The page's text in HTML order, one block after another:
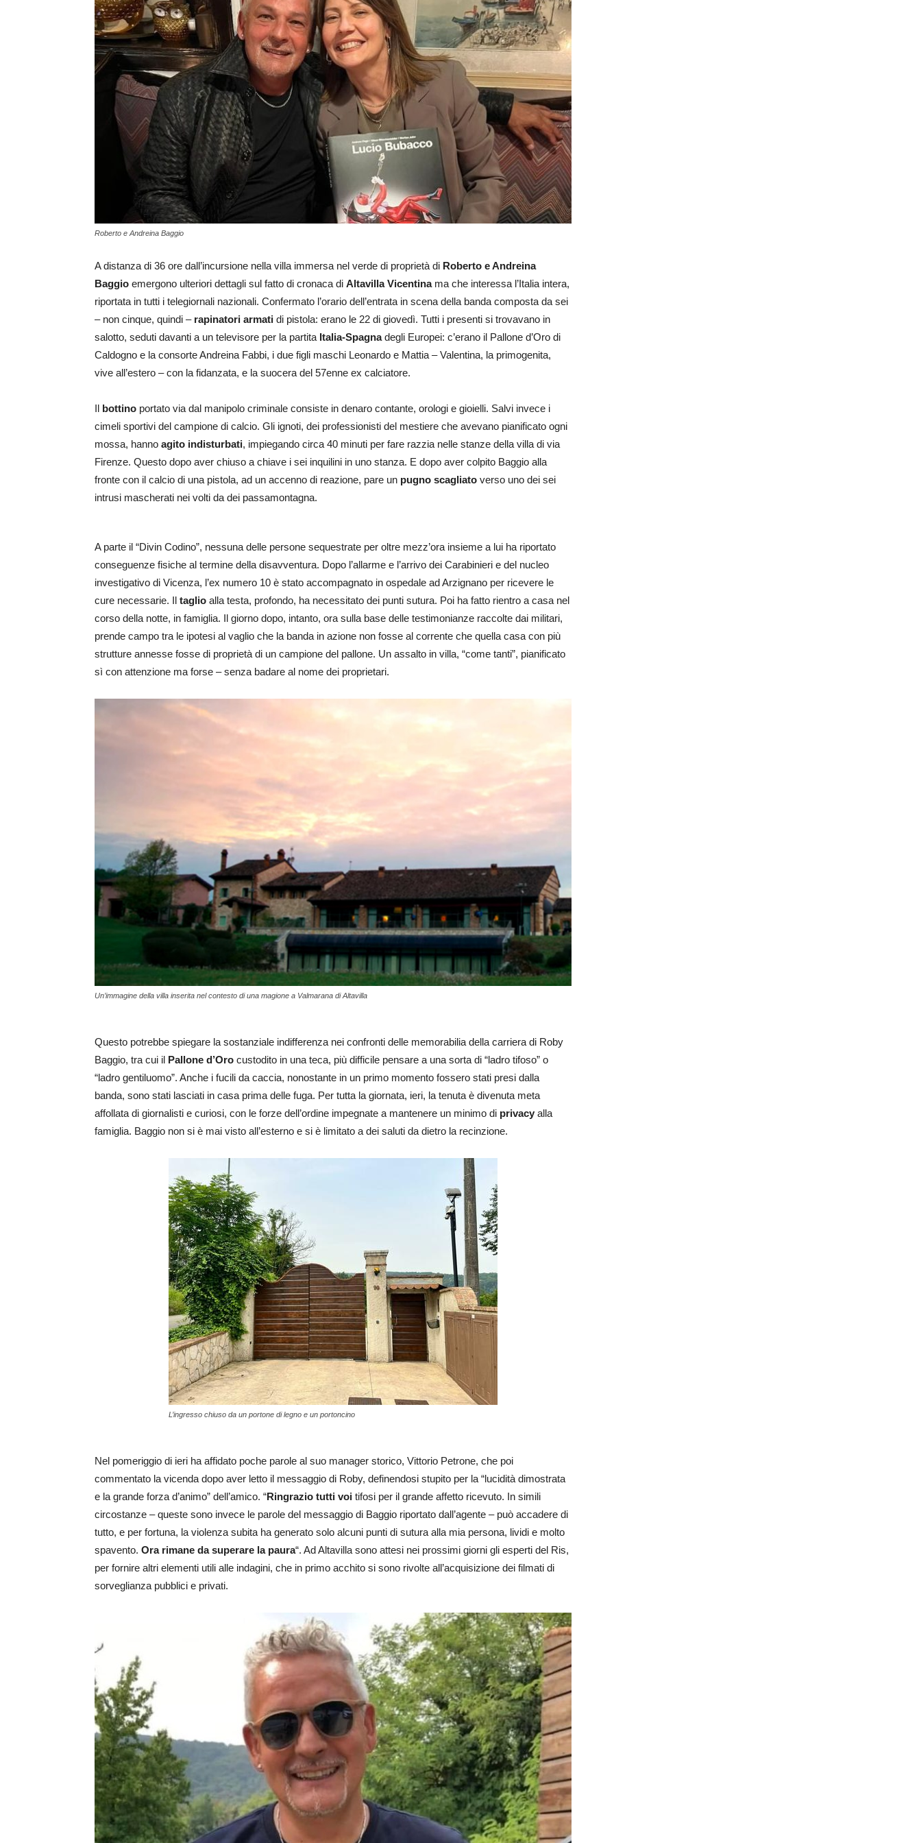
Roberto e Andreina Baggio
A distanza di 36 ore dall’incursione nella villa immersa nel verde di proprietà di Roberto e Andreina
Baggio emergono ulteriori dettagli sul fatto di cronaca di Altavilla Vicentinama che interessa l’Italia intera,
riportata in tutti i telegiornali nazionali. Confermato l’orario dell’entrata in scena della banda composta da sei
– non cinque, quindi – rapinatori armati di pistola: erano le 22 di giovedì. Tutti i presenti si trovavano in
salotto, seduti davanti a un televisore per la partita Italia-Spagnadegli Europei: c’erano il Pallone d’Oro di
Caldogno e la consorte Andreina Fabbi, i due figli maschi Leonardo e Mattia – Valentina, la primogenita,
vive all’estero – con la fidanzata, e la suocera del 57enne ex calciatore.
Il bottino portato via dal manipolo criminale consiste in denaro contante, orologi e gioielli. Salvi invece i
cimeli sportivi del campione di calcio. Gli ignoti, dei professionisti del mestiere che avevano pianificato ogni
mossa, hanno agito indisturbati, impiegando circa 40 minuti per fare razzia nelle stanze della villa di via
Firenze. Questo dopo aver chiuso a chiave i sei inquilini in uno stanza. E dopo aver colpito Baggio alla
fronte con il calcio di una pistola, ad un accenno di reazione, pare un pugno scagliato verso uno dei sei
intrusi mascherati nei volti da dei passamontagna.
A parte il “Divin Codino”, nessuna delle persone sequestrate per oltre mezz’ora insieme a lui ha riportato
conseguenze fisiche al termine della disavventura. Dopo l’allarme e l’arrivo dei Carabinieri e del nucleo
investigativo di Vicenza, l’ex numero 10 è stato accompagnato in ospedale ad Arzignano per ricevere le
cure necessarie. Il taglio alla testa, profondo, ha necessitato dei punti sutura. Poi ha fatto rientro a casa nel
corso della notte, in famiglia. Il giorno dopo, intanto, ora sulla base delle testimonianze raccolte dai militari,
prende campo tra le ipotesi al vaglio che la banda in azione non fosse al corrente che quella casa con più
strutture annesse fosse di proprietà di un campione del pallone. Un assalto in villa, “come tanti”, pianificato
sì con attenzione ma forse – senza badare al nome dei proprietari.
Un’immagine della villa inserita nel contesto di una magione a Valmarana di Altavilla
Questo potrebbe spiegare la sostanziale indifferenza nei confronti delle memorabilia della carriera di Roby
Baggio, tra cui il Pallone d’Oro custodito in una teca, più difficile pensare a una sorta di “ladro tifoso” o
“ladro gentiluomo”. Anche i fucili da caccia, nonostante in un primo momento fossero stati presi dalla
banda, sono stati lasciati in casa prima delle fuga. Per tutta la giornata, ieri, la tenuta è divenuta meta
affollata di giornalisti e curiosi, con le forze dell’ordine impegnate a mantenere un minimo di privacy alla
famiglia. Baggio non si è mai visto all’esterno e si è limitato a dei saluti da dietro la recinzione.
L’ingresso chiuso da un portone di legno e un portoncino
Nel pomeriggio di ieri ha affidato poche parole al suo manager storico, Vittorio Petrone, che poi
commentato la vicenda dopo aver letto il messaggio di Roby, definendosi stupito per la “lucidità dimostrata
e la grande forza d’animo” dell’amico. “Ringrazio tutti voi tifosi per il grande affetto ricevuto. In simili
circostanze – queste sono invece le parole del messaggio di Baggio riportato dall’agente – può accadere di
tutto, e per fortuna, la violenza subita ha generato solo alcuni punti di sutura alla mia persona, lividi e molto
spavento. Ora rimane da superare la paura“. Ad Altavilla sono attesi nei prossimi giorni gli esperti del Ris,
per fornire altri elementi utili alle indagini, che in primo acchito si sono rivolte all’acquisizione dei filmati di
sorveglianza pubblici e privati.